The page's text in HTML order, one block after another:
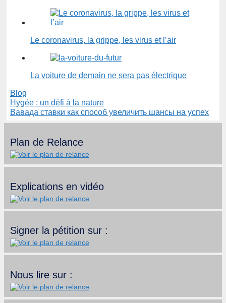
Le coronavirus, la grippe, les virus et l’air
La voiture de demain ne sera pas électrique
Catégories
Blog
Hygée : un défi à la nature
Вавада ставки как способ увеличить шансы на успех
Plan de Relance
Explications en vidéo
Signer la pétition sur :
Nous lire sur :